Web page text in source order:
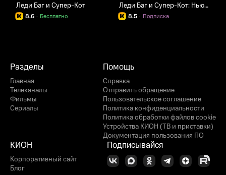
Леди Баг и Супер-Кот
8.6 Бесплатно
·
Леди Баг и Супер-Кот: Нью-Йорк. Союз героев
8.5 Подписка
·
Разделы
Главная
Телеканалы
Фильмы
Сериалы
Помощь
Справка
Отправить обращение
Пользовательское соглашение
Политика конфиденциальности
Политика обработки файлов cookie
Устройства КИОН (ТВ и приставки)
Документация пользования ПО
КИОН
Корпоративный сайт
Блог
Подписывайся